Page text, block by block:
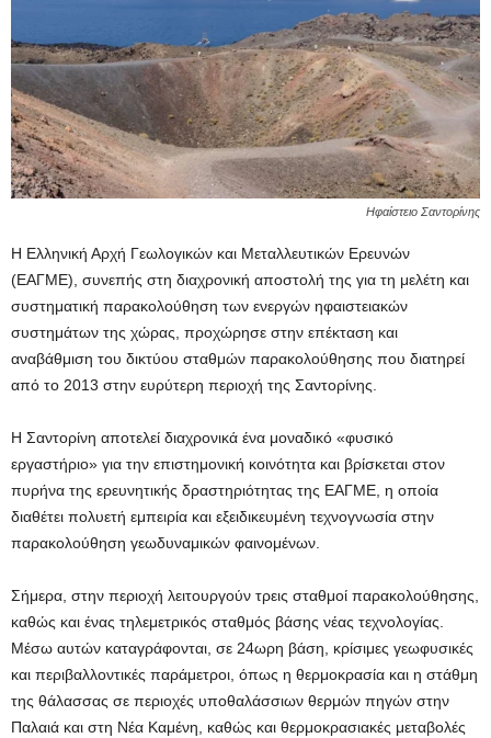
Ηφαίστειο Σαντορίνης
Η Ελληνική Αρχή Γεωλογικών και Μεταλλευτικών Ερευνών
(ΕΑΓΜΕ), συνεπής στη διαχρονική αποστολή της για τη μελέτη και
συστηματική παρακολούθηση των ενεργών ηφαιστειακών
συστημάτων της χώρας, προχώρησε στην επέκταση και
αναβάθμιση του δικτύου σταθμών παρακολούθησης που διατηρεί
από το 2013 στην ευρύτερη περιοχή της Σαντορίνης.
Η Σαντορίνη αποτελεί διαχρονικά ένα μοναδικό «φυσικό
εργαστήριο» για την επιστημονική κοινότητα και βρίσκεται στον
πυρήνα της ερευνητικής δραστηριότητας της ΕΑΓΜΕ, η οποία
διαθέτει πολυετή εμπειρία και εξειδικευμένη τεχνογνωσία στην
παρακολούθηση γεωδυναμικών φαινομένων.
Σήμερα, στην περιοχή λειτουργούν τρεις σταθμοί παρακολούθησης,
καθώς και ένας τηλεμετρικός σταθμός βάσης νέας τεχνολογίας.
Μέσω αυτών καταγράφονται, σε 24ωρη βάση, κρίσιμες γεωφυσικές
και περιβαλλοντικές παράμετροι, όπως η θερμοκρασία και η στάθμη
της θάλασσας σε περιοχές υποθαλάσσιων θερμών πηγών στην
Παλαιά και στη Νέα Καμένη, καθώς και θερμοκρασιακές μεταβολές